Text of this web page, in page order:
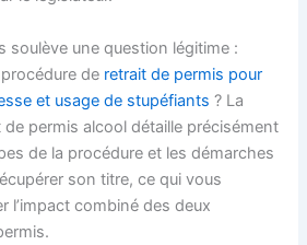
soulève une question légitime :
de retrait de permis pour
et usage de stupéfiants ? La
de permis alcool détaille précisément
de la procédure et les démarches
son titre, ce qui vous
l’impact combiné des deux